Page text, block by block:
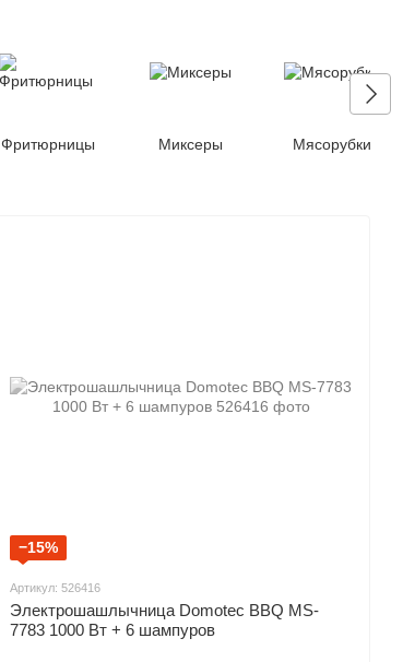
Фритюрницы Миксеры Мясорубки
−15%
Артикул: 526416
Электрошашлычница Domotec BBQ MS-
7783 1000 Вт + 6 шампуров